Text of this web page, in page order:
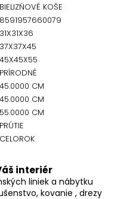
BIELIZŇOVÉ KOŠE
8591957660079
31X31X36
37X37X45
45X45X55
PRÍRODNÉ
45.0000 CM
45.0000 CM
55.0000 CM
PRÚTIE
CELOROK
interiér
liniek a nábytku
kovanie , drezy